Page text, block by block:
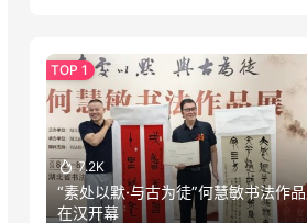
7.2K
“素处以默·与古为徒”何慧敏书法作
在汉开幕